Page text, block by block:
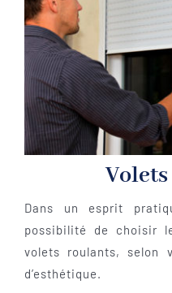
Dans un esprit
possibilité de choisir
volets roulants, selon
d’esthétique.